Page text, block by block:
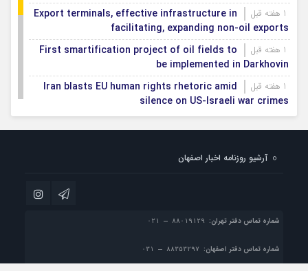
Export terminals, effective infrastructure in
facilitating, expanding non-oil exports
First smartification project of oil fields to
be implemented in Darkhovin
Iran blasts EU human rights rhetoric amid
silence on US-Israeli war crimes
Iran, Armenia chart a new roadmap for
آرشیو روزنامه اخبار اصفهان
شماره تماس دفتر تهران:
شماره تماس دفتر اصفهان: